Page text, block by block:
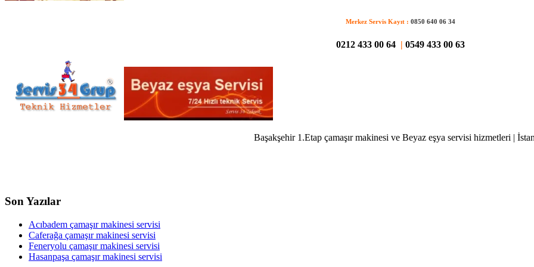
Merkez Servis Kayıt : 0850 640 06 34
0212 433 00 64 0549 433 00 63
Başakşehir 1.Etap çamaşır makinesi ve Beyaz eşya servisi hizmetleri |
Son Yazılar
Acıbadem çamaşır makinesi servisi
Caferağa çamaşır makinesi servisi
Feneryolu çamaşır makinesi servisi
Hasanpaşa çamaşır makinesi servisi